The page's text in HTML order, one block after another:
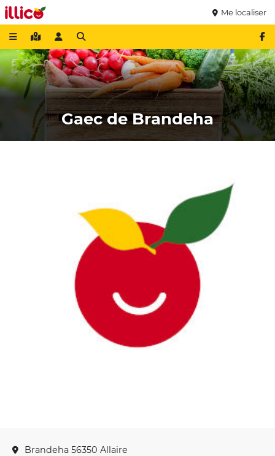
Me localiser
Gaec de Brandeha
Brandeha 56350 Allaire